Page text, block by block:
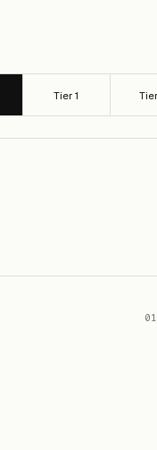
Tier 1